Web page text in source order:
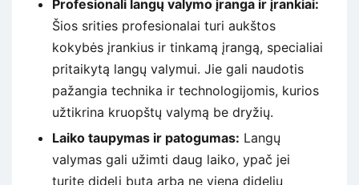
Profesionali langų valymo įranga ir įrankiai:
Šios srities profesionalai turi aukštos
kokybės įrankius ir tinkamą įrangą, specialiai
pritaikytą langų valymui. Jie gali naudotis
pažangia technika ir technologijomis, kurios
užtikrina kruopštų valymą be dryžių.
Laiko taupymas ir patogumas: Langų
valymas gali užimti daug laiko, ypač jei
turite didelį butą arba ne vieną didelių